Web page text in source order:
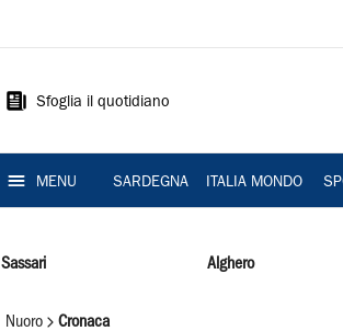
Sardegna
Sfoglia il quotidiano
MENU SARDEGNA ITALIA MONDO
Sassari Alghero
Nuoro Cronaca